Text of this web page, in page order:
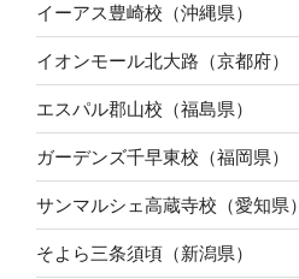
イーアス豊崎校（沖縄県）
イオンモール北大路（京都府）
エスパル郡山校（福島県）
ガーデンズ千早東校（福岡県）
サンマルシェ高蔵寺校（愛知県）
そよら三条須頃（新潟県）